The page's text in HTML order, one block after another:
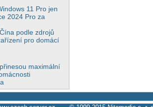
11 Pro jen
2024 Pro za
podle zdrojů
pro domácí
maximální